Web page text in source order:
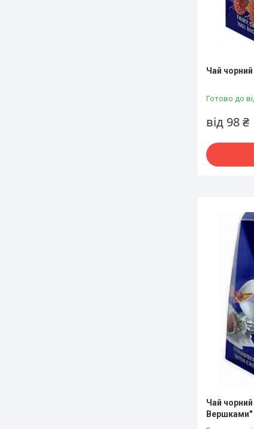
Чай
Готово до
від 98 ₴
Чай
Вершками"